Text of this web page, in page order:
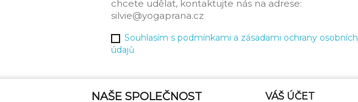
chcete udělat, kontaktujte nás na adrese:
silvie@yogaprana.cz
Souhlasím s podmínkami a zásadami ochrany osobních
údajů
NAŠE SPOLEČNOST VÁŠ ÚČET